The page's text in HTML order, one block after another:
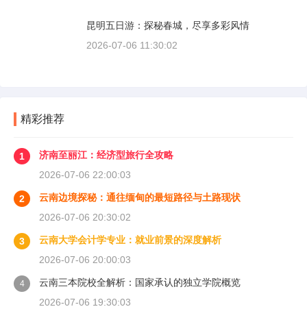
昆明五日游：探秘春城，尽享多彩风情
2026-07-06 11:30:02
精彩推荐
1
济南至丽江：经济型旅行全攻略
2026-07-06 22:00:03
2
云南边境探秘：通往缅甸的最短路径与土路现状
2026-07-06 20:30:02
3
云南大学会计学专业：就业前景的深度解析
2026-07-06 20:00:03
4
云南三本院校全解析：国家承认的独立学院概览
2026-07-06 19:30:03